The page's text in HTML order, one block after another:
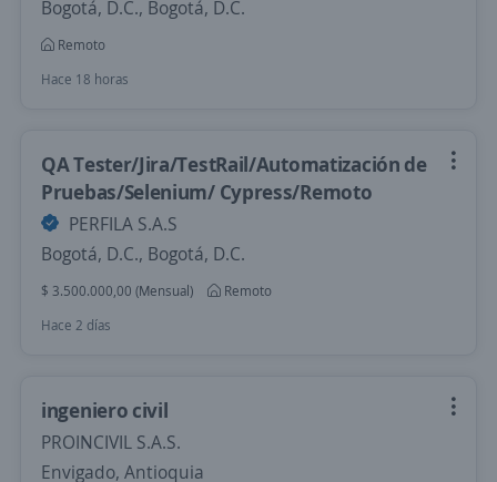
Bogotá, D.C., Bogotá, D.C.
Remoto
Hace 18 horas
QA Tester/Jira/TestRail/Automatización de
Pruebas/Selenium/ Cypress/Remoto
PERFILA S.A.S
Bogotá, D.C., Bogotá, D.C.
$ 3.500.000,00 (Mensual)
Remoto
Hace 2 días
ingeniero civil
PROINCIVIL S.A.S.
Envigado, Antioquia